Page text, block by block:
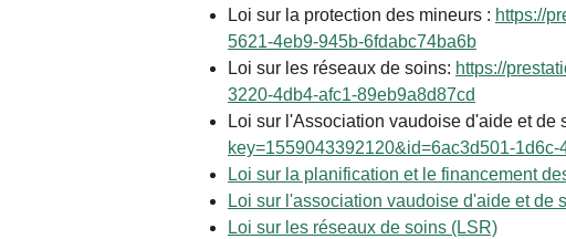
Loi sur la protection des mineurs : https://
5621-4eb9-945b-6fdabc74ba6b
Loi sur les réseaux de soins: https://
3220-4db4-afc1-89eb9a8d87cd
Loi sur l'Association vaudoise d'aide et de
key=1559043392120&id=6ac3d501-
Loi sur la planification et le financement
Loi sur l'association vaudoise d'aide et de
Loi sur les réseaux de soins (LSR)